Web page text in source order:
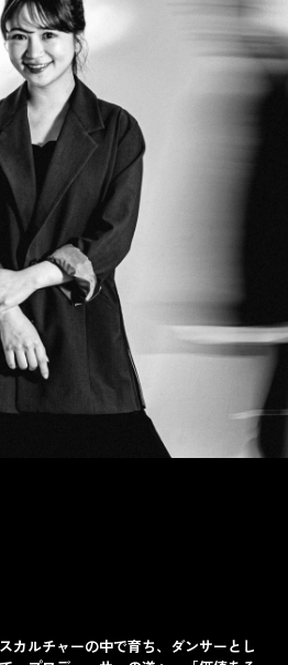
カルチャーの中で育ち、ダンサーとし